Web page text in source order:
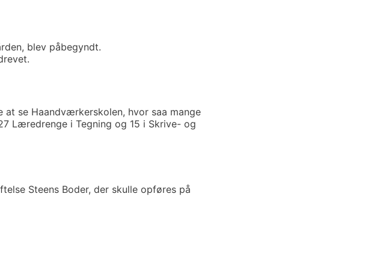
blev påbegyndt.
se Haandværkerskolen, hvor saa mange
Læredrenge i Tegning og 15 i Skrive- og
Steens Boder, der skulle opføres på